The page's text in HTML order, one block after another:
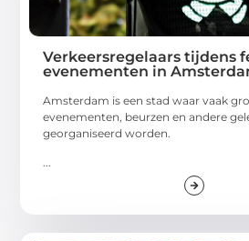
Verkeersregelaars tijdens
evenementen in
Amsterdam is een stad waar vaak
evenementen, beurzen en andere
georganiseerd worden.